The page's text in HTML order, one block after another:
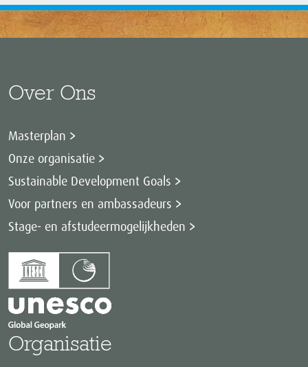
Over Ons
Masterplan
Onze organisatie
Sustainable Development Goals
Voor partners en ambassadeurs
Stage- en afstudeermogelijkheden
Organisatie